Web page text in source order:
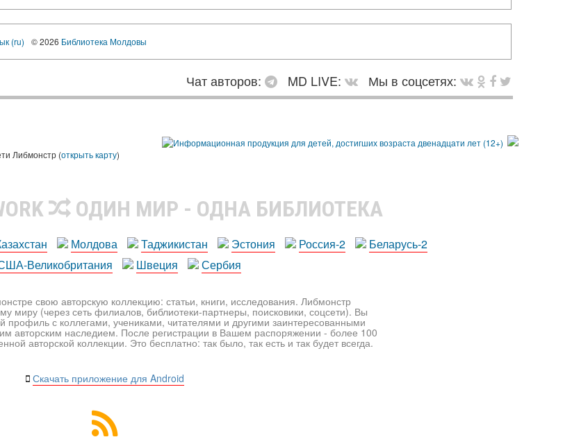
(ru) © 2026 Библиотека Молдовы
Чат авторов: MD LIVE:
Мы в соцсетях:
Либмонстр (открыть карту)
ОДИН МИР - ОДНА БИБЛИОТЕКА
Молдова Таджикистан Эстония Россия-2
Беларусь-2
Великобритания
Швеция Сербия
свою авторскую коллекцию: статьи, книги, исследования. Либмонстр
миру (через сеть филиалов, библиотеки-партнеры, поисковики, соцсети). Вы
профиль с коллегами, учениками, читателями и другими заинтересованными
авторским наследием. После регистрации в Вашем распоряжении - более 100
авторской коллекции. Это бесплатно: так было, так есть и так будет всегда.
Скачать приложение для Android